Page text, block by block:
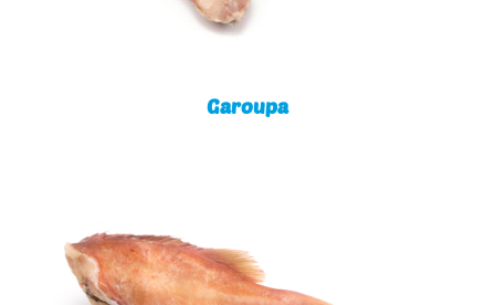
Garoupa
Peixe Vermelho